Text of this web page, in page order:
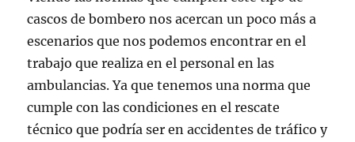
cascos de bombero nos acercan un poco más a
escenarios que nos podemos encontrar en el
trabajo que realiza en el personal en las
ambulancias. Ya que tenemos una norma que
cumple con las condiciones en el rescate
técnico que podría ser en accidentes de tráfico y